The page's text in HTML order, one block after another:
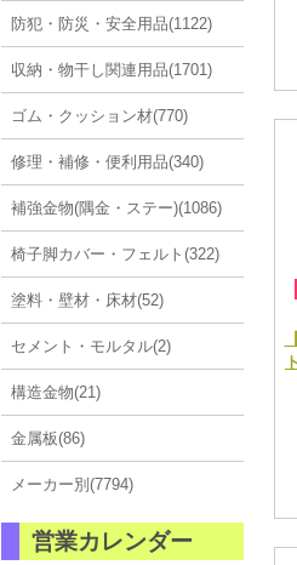
防犯・防災・安全用品(1122)
収納・物干し関連用品(1701)
ゴム・クッション材(770)
修理・補修・便利用品(340)
補強金物(隅金・ステー)(1086)
椅子脚カバー・フェルト(322)
塗料・壁材・床材(52)
セメント・モルタル(2)
構造金物(21)
金属板(86)
メーカー別(7794)
営業カレンダー